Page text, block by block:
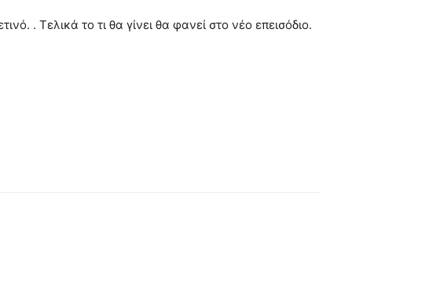
. Τελικά το τι θα γίνει θα φανεί στο νέο επεισόδιο.